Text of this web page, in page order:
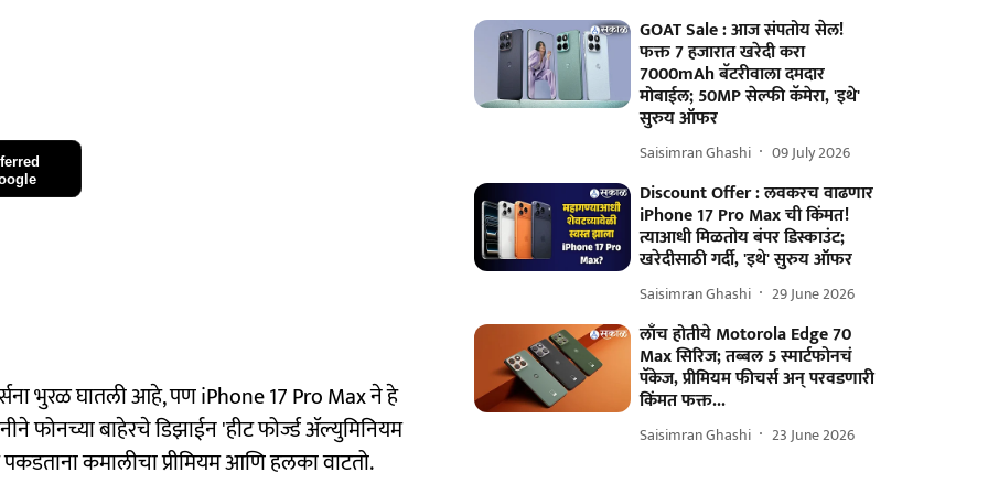
भुरळ घातली आहे, पण iPhone 17 Pro Max ने हे
फोनच्या बाहेरचे डिझाईन 'हीट फोर्ज्ड ॲल्युमिनियम
कमालीचा प्रीमियम आणि हलका वाटतो.
GOAT Sale : आज संपतोय सेल!
फक्त 7 हजारात खरेदी करा
7000mAh बॅटरीवाला दमदार
मोबाईल; 50MP सेल्फी कॅमेरा, 'इथे'
सुरुय ऑफर
Saisimran Ghashi 09 July 2026
Discount Offer : लवकरच वाढणार
iPhone 17 Pro Max ची किंमत!
त्याआधी मिळतोय बंपर डिस्काउंट;
खरेदीसाठी गर्दी, 'इथे' सुरुय ऑफर
Saisimran Ghashi 29 June 2026
लाँच होतीये Motorola Edge 70
Max सिरिज; तब्बल 5 स्मार्टफोनचं
पॅकेज, प्रीमियम फीचर्स अन् परवडणारी
किंमत फक्त...
Saisimran Ghashi 23 June 2026